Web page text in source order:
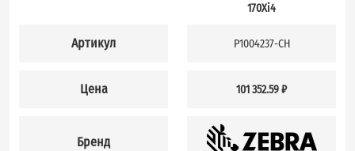
Артикул
Цена
Бренд
170Xi4
P1004237-CH
101 352.59 ₽